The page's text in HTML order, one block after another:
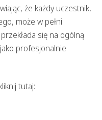
że każdy uczestnik,
może w pełni
się na ogólną
profesjonalnie
tutaj: